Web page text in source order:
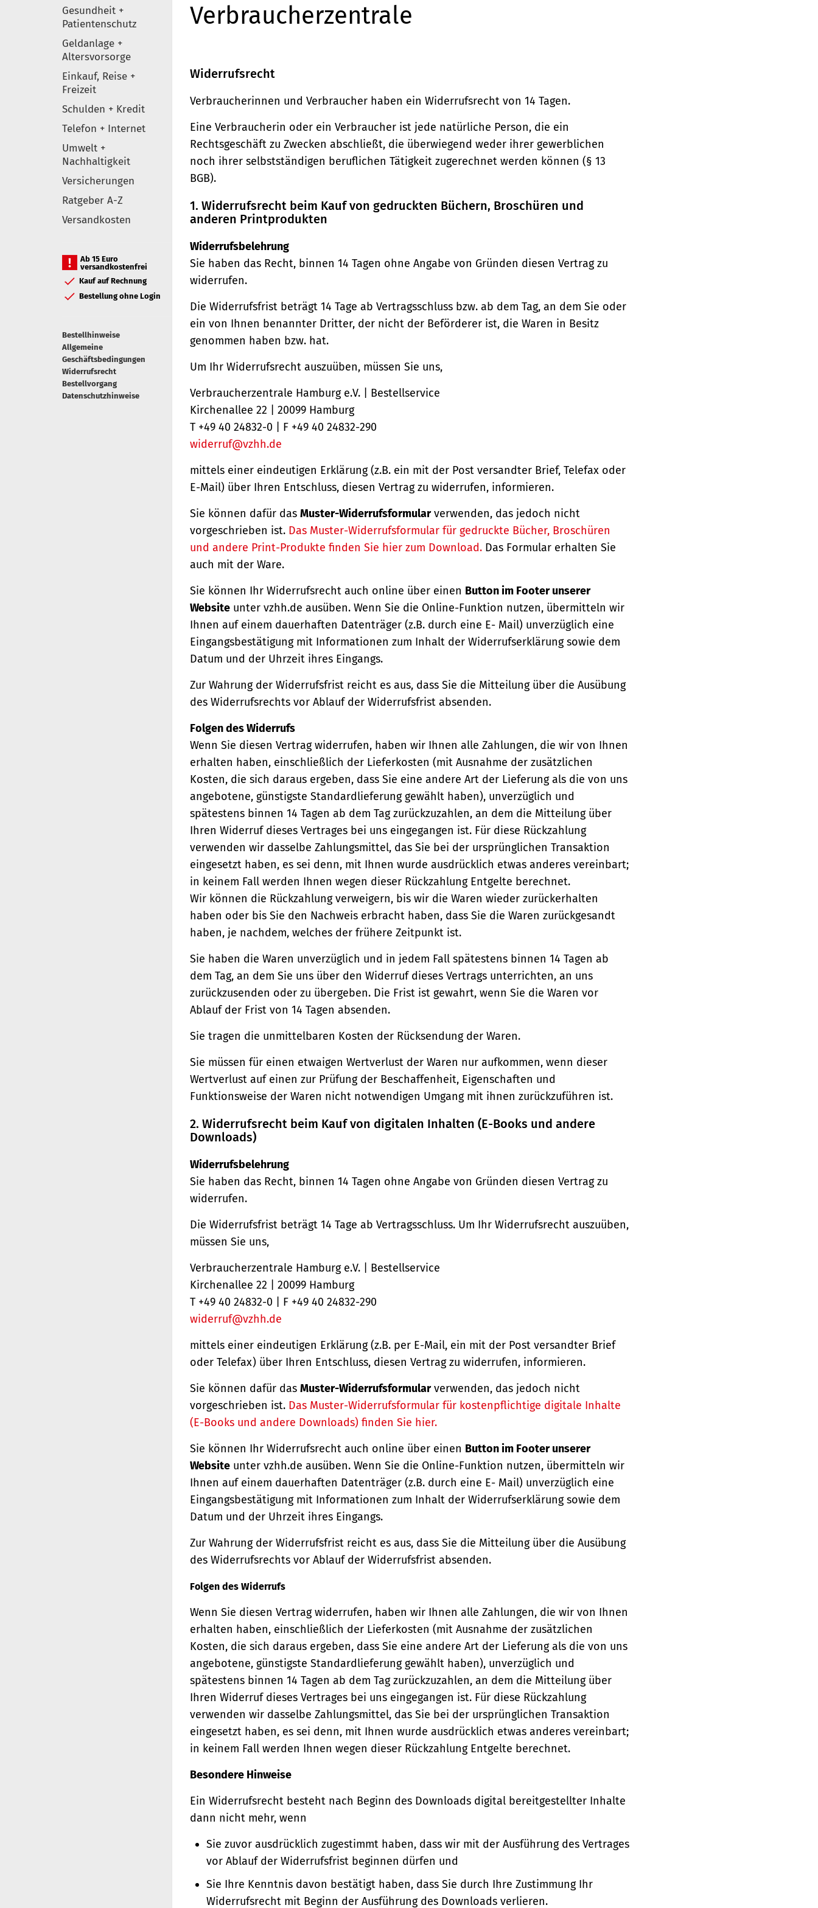
Gesundheit +
Patientenschutz
Geldanlage +
Altersvorsorge
Einkauf, Reise +
Freizeit
Schulden + Kredit
Telefon + Internet
Umwelt +
Nachhaltigkeit
Versicherungen
Ratgeber A-Z
Versandkosten
Ab 15 Euro
versandkostenfrei
Kauf auf Rechnung
Bestellung ohne Login
Bestellhinweise
Allgemeine
Geschäftsbedingungen
Widerrufsrecht
Bestellvorgang
Datenschutzhinweise
Verbraucherzentrale
Widerrufsrecht
Verbraucherinnen und Verbraucher haben ein Widerrufsrecht von 14 Tagen.
Eine Verbraucherin oder ein Verbraucher ist jede natürliche Person, die ein
Rechtsgeschäft zu Zwecken abschließt, die überwiegend weder ihrer gewerblichen
noch ihrer selbstständigen beruflichen Tätigkeit zugerechnet werden können (§ 13
BGB).
1. Widerrufsrecht beim Kauf von gedruckten Büchern, Broschüren und
anderen Printprodukten
Widerrufsbelehrung
Sie haben das Recht, binnen 14 Tagen ohne Angabe von Gründen diesen Vertrag zu
widerrufen.
Die Widerrufsfrist beträgt 14 Tage ab Vertragsschluss bzw. ab dem Tag, an dem Sie oder
ein von Ihnen benannter Dritter, der nicht der Beförderer ist, die Waren in Besitz
genommen haben bzw. hat.
Um Ihr Widerrufsrecht auszuüben, müssen Sie uns,
Verbraucherzentrale Hamburg e.V. | Bestellservice
Kirchenallee 22 | 20099 Hamburg
T +49 40 24832-0 | F +49 40 24832-290
widerruf@vzhh.de
mittels einer eindeutigen Erklärung (z.B. ein mit der Post versandter Brief, Telefax oder
E-Mail) über Ihren Entschluss, diesen Vertrag zu widerrufen, informieren.
Sie können dafür das Muster-Widerrufsformularverwenden, das jedoch nicht
vorgeschrieben ist. Das Muster-Widerrufsformular für gedruckte Bücher, Broschüren
und andere Print-Produkte finden Sie hier zum Download. Das Formular erhalten Sie
auch mit der Ware.
Sie können Ihr Widerrufsrecht auch online über einen Button im Footer unserer
Website unter vzhh.de ausüben. Wenn Sie die Online-Funktion nutzen, übermitteln wir
Ihnen auf einem dauerhaften Datenträger (z.B. durch eine E- Mail) unverzüglich eine
Eingangsbestätigung mit Informationen zum Inhalt der Widerrufserklärung sowie dem
Datum und der Uhrzeit ihres Eingangs.
Zur Wahrung der Widerrufsfrist reicht es aus, dass Sie die Mitteilung über die Ausübung
des Widerrufsrechts vor Ablauf der Widerrufsfrist absenden.
Folgen des Widerrufs
Wenn Sie diesen Vertrag widerrufen, haben wir Ihnen alle Zahlungen, die wir von Ihnen
erhalten haben, einschließlich der Lieferkosten (mit Ausnahme der zusätzlichen
Kosten, die sich daraus ergeben, dass Sie eine andere Art der Lieferung als die von uns
angebotene, günstigste Standardlieferung gewählt haben), unverzüglich und
spätestens binnen 14 Tagen ab dem Tag zurückzuzahlen, an dem die Mitteilung über
Ihren Widerruf dieses Vertrages bei uns eingegangen ist. Für diese Rückzahlung
verwenden wir dasselbe Zahlungsmittel, das Sie bei der ursprünglichen Transaktion
eingesetzt haben, es sei denn, mit Ihnen wurde ausdrücklich etwas anderes vereinbart;
in keinem Fall werden Ihnen wegen dieser Rückzahlung Entgelte berechnet.
Wir können die Rückzahlung verweigern, bis wir die Waren wieder zurückerhalten
haben oder bis Sie den Nachweis erbracht haben, dass Sie die Waren zurückgesandt
haben, je nachdem, welches der frühere Zeitpunkt ist.
Sie haben die Waren unverzüglich und in jedem Fall spätestens binnen 14 Tagen ab
dem Tag, an dem Sie uns über den Widerruf dieses Vertrags unterrichten, an uns
zurückzusenden oder zu übergeben. Die Frist ist gewahrt, wenn Sie die Waren vor
Ablauf der Frist von 14 Tagen absenden.
Sie tragen die unmittelbaren Kosten der Rücksendung der Waren.
Sie müssen für einen etwaigen Wertverlust der Waren nur aufkommen, wenn dieser
Wertverlust auf einen zur Prüfung der Beschaffenheit, Eigenschaften und
Funktionsweise der Waren nicht notwendigen Umgang mit ihnen zurückzuführen ist.
2. Widerrufsrecht beim Kauf von digitalen Inhalten (E-Books und andere
Downloads)
Widerrufsbelehrung
Sie haben das Recht, binnen 14 Tagen ohne Angabe von Gründen diesen Vertrag zu
widerrufen.
Die Widerrufsfrist beträgt 14 Tage ab Vertragsschluss. Um Ihr Widerrufsrecht auszuüben,
müssen Sie uns,
Verbraucherzentrale Hamburg e.V. | Bestellservice
Kirchenallee 22 | 20099 Hamburg
T +49 40 24832-0 | F +49 40 24832-290
widerruf@vzhh.de
mittels einer eindeutigen Erklärung (z.B. per E-Mail, ein mit der Post versandter Brief
oder Telefax) über Ihren Entschluss, diesen Vertrag zu widerrufen, informieren.
Sie können dafür das Muster-Widerrufsformularverwenden, das jedoch nicht
vorgeschrieben ist. Das Muster-Widerrufsformular für kostenpflichtige digitale Inhalte
(E-Books und andere Downloads) finden Sie hier.
Sie können Ihr Widerrufsrecht auch online über einen Button im Footer unserer
Website unter vzhh.de ausüben. Wenn Sie die Online-Funktion nutzen, übermitteln wir
Ihnen auf einem dauerhaften Datenträger (z.B. durch eine E- Mail) unverzüglich eine
Eingangsbestätigung mit Informationen zum Inhalt der Widerrufserklärung sowie dem
Datum und der Uhrzeit ihres Eingangs.
Zur Wahrung der Widerrufsfrist reicht es aus, dass Sie die Mitteilung über die Ausübung
des Widerrufsrechts vor Ablauf der Widerrufsfrist absenden.
Folgen des Widerrufs
Wenn Sie diesen Vertrag widerrufen, haben wir Ihnen alle Zahlungen, die wir von Ihnen
erhalten haben, einschließlich der Lieferkosten (mit Ausnahme der zusätzlichen
Kosten, die sich daraus ergeben, dass Sie eine andere Art der Lieferung als die von uns
angebotene, günstigste Standardlieferung gewählt haben), unverzüglich und
spätestens binnen 14 Tagen ab dem Tag zurückzuzahlen, an dem die Mitteilung über
Ihren Widerruf dieses Vertrages bei uns eingegangen ist. Für diese Rückzahlung
verwenden wir dasselbe Zahlungsmittel, das Sie bei der ursprünglichen Transaktion
eingesetzt haben, es sei denn, mit Ihnen wurde ausdrücklich etwas anderes vereinbart;
in keinem Fall werden Ihnen wegen dieser Rückzahlung Entgelte berechnet.
Besondere Hinweise
Ein Widerrufsrecht besteht nach Beginn des Downloads digital bereitgestellter Inhalte
dann nicht mehr, wenn
Sie zuvor ausdrücklich zugestimmt haben, dass wir mit der Ausführung des Vertrages
vor Ablauf der Widerrufsfrist beginnen dürfen und
Sie Ihre Kenntnis davon bestätigt haben, dass Sie durch Ihre Zustimmung Ihr
Widerrufsrecht mit Beginn der Ausführung des Downloads verlieren.